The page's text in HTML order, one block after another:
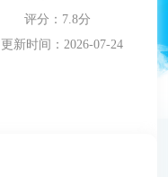
评分：7.8分
更新时间：2026-07-24